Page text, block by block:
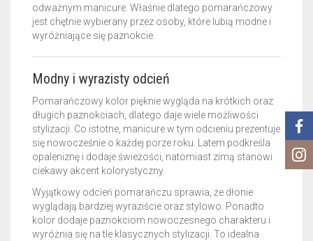
odważnym manicure. Właśnie dlatego pomarańczowy
jest chętnie wybierany przez osoby, które lubią modne i
wyróżniające się paznokcie.
Modny i wyrazisty odcień
Pomarańczowy kolor pięknie wygląda na krótkich oraz
długich paznokciach, dlatego daje wiele możliwości
stylizacji. Co istotne, manicure w tym odcieniu prezentuje
się nowocześnie o każdej porze roku. Latem podkreśla
opaleniznę i dodaje świeżości, natomiast zimą stanowi
ciekawy akcent kolorystyczny.
Wyjątkowy odcień pomarańczu sprawia, że dłonie
wyglądają bardziej wyraziście oraz stylowo. Ponadto
kolor dodaje paznokciom nowoczesnego charakteru i
wyróżnia się na tle klasycznych stylizacji. To idealna